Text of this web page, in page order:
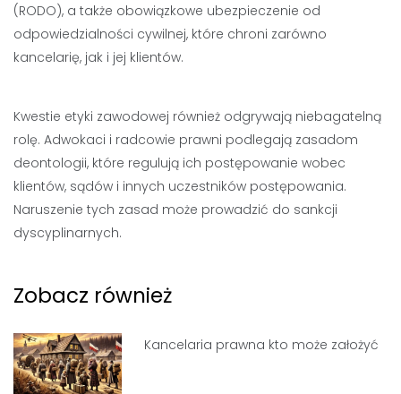
(RODO), a także obowiązkowe ubezpieczenie od
odpowiedzialności cywilnej, które chroni zarówno
kancelarię, jak i jej klientów.
Kwestie etyki zawodowej również odgrywają niebagatelną
rolę. Adwokaci i radcowie prawni podlegają zasadom
deontologii, które regulują ich postępowanie wobec
klientów, sądów i innych uczestników postępowania.
Naruszenie tych zasad może prowadzić do sankcji
dyscyplinarnych.
Zobacz również
Kancelaria prawna kto może założyć